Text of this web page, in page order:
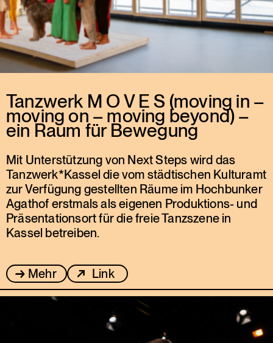
Tanzwerk M O V E S (moving in –
moving on – moving beyond) –
ein Raum für Bewegung
Mit Unterstützung von Next Steps wird das
Tanzwerk*Kassel die vom städtischen Kulturamt
zur Verfügung gestellten Räume im Hochbunker
Agathof erstmals als eigenen Produktions- und
Präsentationsort für die freie Tanzszene in
Kassel betreiben.
Mehr Link